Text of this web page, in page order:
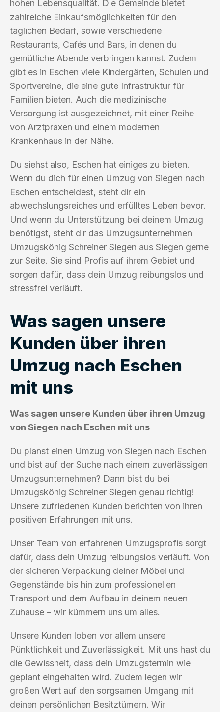
hohen Lebensqualität. Die Gemeinde bietet
zahlreiche Einkaufsmöglichkeiten für den
täglichen Bedarf, sowie verschiedene
Restaurants, Cafés und Bars, in denen du
gemütliche Abende verbringen kannst. Zudem
gibt es in Eschen viele Kindergärten, Schulen und
Sportvereine, die eine gute Infrastruktur für
Familien bieten. Auch die medizinische
Versorgung ist ausgezeichnet, mit einer Reihe
von Arztpraxen und einem modernen
Krankenhaus in der Nähe.
Du siehst also, Eschen hat einiges zu bieten.
Wenn du dich für einen Umzug von Siegen nach
Eschen entscheidest, steht dir ein
abwechslungsreiches und erfülltes Leben bevor.
Und wenn du Unterstützung bei deinem Umzug
benötigst, steht dir das Umzugsunternehmen
Umzugskönig Schreiner Siegen aus Siegen gerne
zur Seite. Sie sind Profis auf ihrem Gebiet und
sorgen dafür, dass dein Umzug reibungslos und
stressfrei verläuft.
Was sagen unsere
Kunden über ihren
Umzug nach Eschen
mit uns
Was sagen unsere Kunden über ihren Umzug
von Siegen nach Eschen mit uns
Du planst einen Umzug von Siegen nach Eschen
und bist auf der Suche nach einem zuverlässigen
Umzugsunternehmen? Dann bist du bei
Umzugskönig Schreiner Siegen genau richtig!
Unsere zufriedenen Kunden berichten von ihren
positiven Erfahrungen mit uns.
Unser Team von erfahrenen Umzugsprofis sorgt
dafür, dass dein Umzug reibungslos verläuft. Von
der sicheren Verpackung deiner Möbel und
Gegenstände bis hin zum professionellen
Transport und dem Aufbau in deinem neuen
Zuhause – wir kümmern uns um alles.
Unsere Kunden loben vor allem unsere
Pünktlichkeit und Zuverlässigkeit. Mit uns hast du
die Gewissheit, dass dein Umzugstermin wie
geplant eingehalten wird. Zudem legen wir
großen Wert auf den sorgsamen Umgang mit
deinen persönlichen Besitztümern. Wir